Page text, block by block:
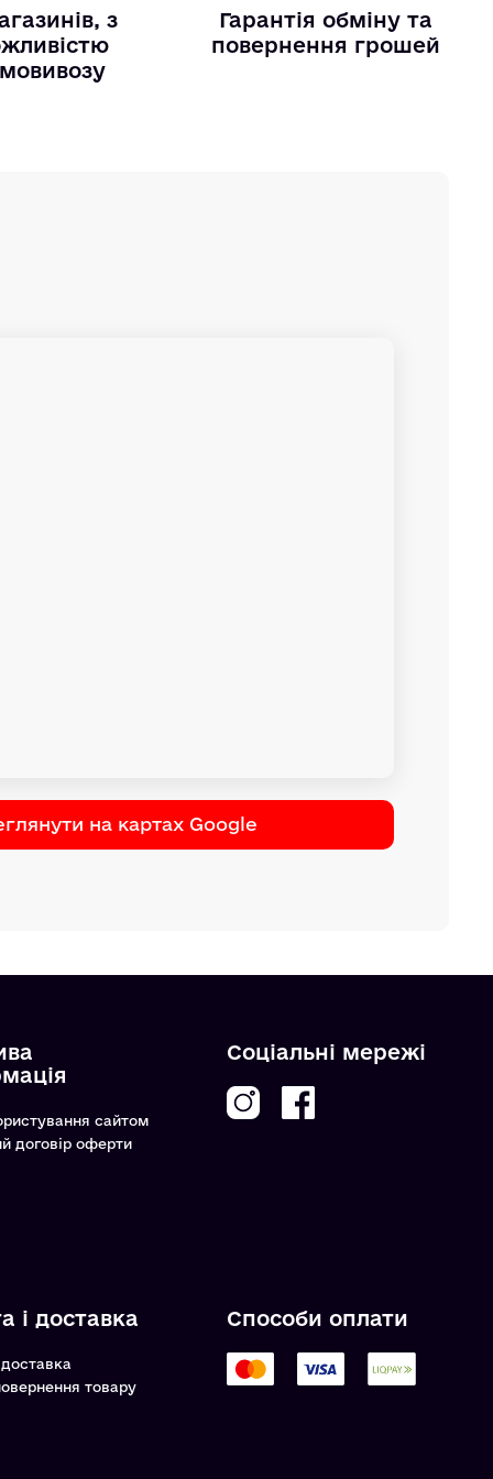
з
Гарантія обміну та
повернення грошей
на картах Google
сайтом
договір оферти
Соціальні мережі
і доставка
товару
Способи оплати